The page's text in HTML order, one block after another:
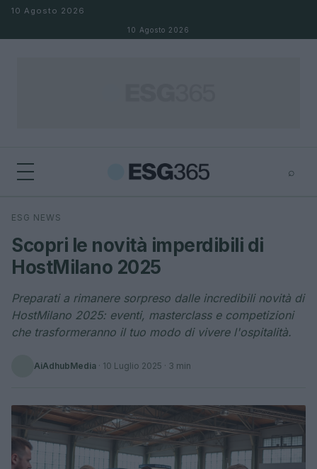
Salta al contenuto
10 Agosto 2026
10 Agosto 2026
⌕
Cerca
ESG NEWS
Scopri le novità imperdibili di
HostMilano 2025
Preparati a rimanere sorpreso dalle incredibili novità di
HostMilano 2025: eventi, masterclass e competizioni
che trasformeranno il tuo modo di vivere l'ospitalità.
AiAdhubMedia · 10 Luglio 2025 · 3 min